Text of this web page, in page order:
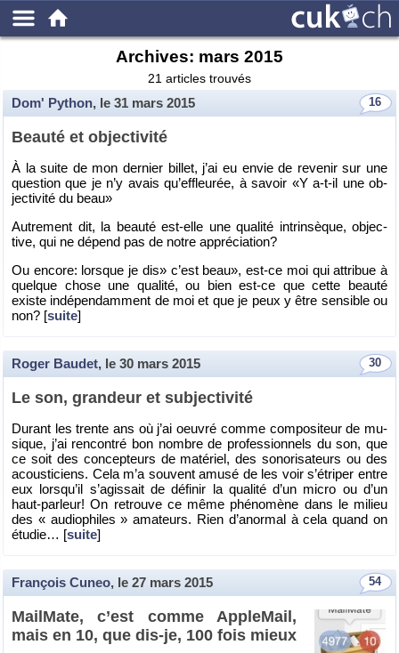
Archives: mars 2015
21 articles trouvés
16
Dom' Python, le 31 mars 2015
Beauté et ob­jec­ti­vité
À la suite de mon der­nier billet, j’ai eu envie de re­ve­nir sur une
ques­tion que je n’y avais qu’ef­fleu­rée, à sa­voir «Y a-t-il une ob­
jec­ti­vité du beau»
Au­tre­ment dit, la beauté est-elle une qua­lité in­trin­sèque, ob­jec­
tive, qui ne dé­pend pas de notre ap­pré­cia­tion?
Ou en­core: lorsque je dis» c’est beau», est-ce moi qui at­tri­bue à
quelque chose une qua­lité, ou bien est-ce que cette beauté
existe in­dé­pen­dam­ment de moi et que je peux y être sen­sible ou
non? [suite]
30
Roger Baudet, le 30 mars 2015
Le son, gran­deur et sub­jec­ti­vité
Du­rant les trente ans où j’ai oeu­vré comme com­po­si­teur de mu­
sique, j’ai ren­con­tré bon nombre de pro­fes­sion­nels du son, que
ce soit des concep­teurs de ma­té­riel, des so­no­ri­sa­teurs ou des
acous­ti­ciens. Cela m’a sou­vent amusé de les voir s’étri­per entre
eux lors­qu’il s’agis­sait de dé­fi­nir la qua­lité d’un micro ou d’un
haut-par­leur! On re­trouve ce même phé­no­mène dans le mi­lieu
des « au­dio­philes » ama­teurs. Rien d’anor­mal à cela quand on
étu­die… [suite]
54
François Cuneo, le 27 mars 2015
Mail­Mate, c’est comme Ap­ple­Mail,
mais en 10, que dis-je, 100 fois mieux